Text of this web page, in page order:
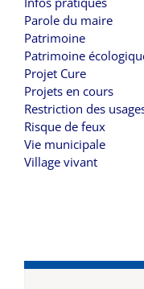
Parole du maire
Patrimoine
Patrimoine
Projet Cure
Projets en cours
Restriction des
Risque de feux
Vie municipale
Village vivant